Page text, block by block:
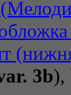
3b),